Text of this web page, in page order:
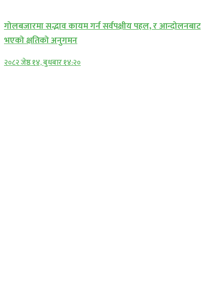
गोलबजारमा सद्भाव कायम गर्न सर्वपक्षीय पहल, र आन्दोलनबाट
भएको क्षतिको अनुगमन
२०८२ जेष्ठ १४, बुधबार १४:२०